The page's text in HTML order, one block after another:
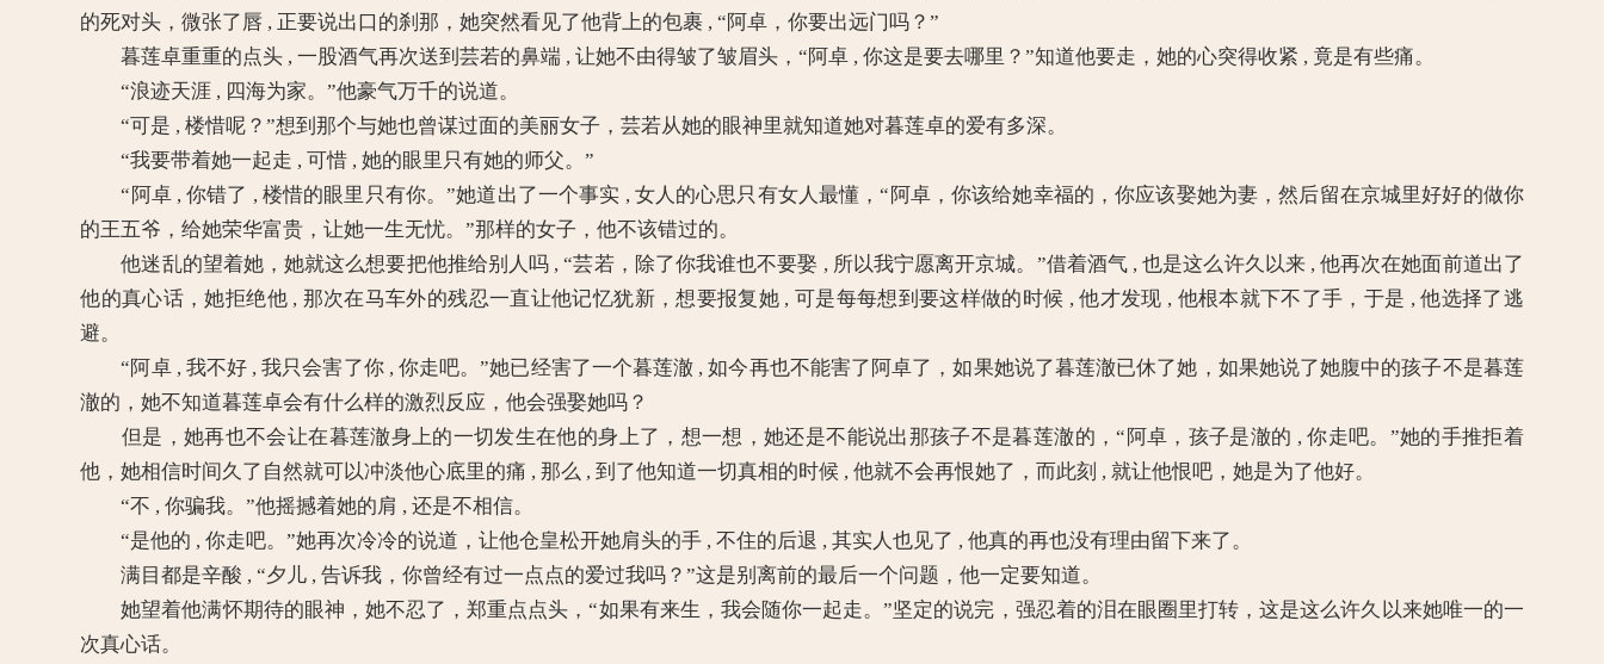
的死对头，微张了唇 , 正要说出口的刹那，她突然看见了他背上的包裹 , “阿卓，你要出远门吗？”
暮莲卓重重的点头 , 一股酒气再次送到芸若的鼻端 , 让她不由得皱了皱眉头，“阿卓 , 你这是要去哪里？”知道他要走，她的心突得收紧 , 竟是有些痛。
“浪迹天涯 , 四海为家。”他豪气万千的说道。
“可是 , 楼惜呢？”想到那个与她也曾谋过面的美丽女子，芸若从她的眼神里就知道她对暮莲卓的爱有多深。
“我要带着她一起走 , 可惜 , 她的眼里只有她的师父。”
“阿卓 , 你错了 , 楼惜的眼里只有你。”她道出了一个事实 , 女人的心思只有女人最懂，“阿卓，你该给她幸福的，你应该娶她为妻，然后留在京城里好好的做你
的王五爷，给她荣华富贵，让她一生无忧。”那样的女子，他不该错过的。
他迷乱的望着她，她就这么想要把他推给别人吗 , “芸若，除了你我谁也不要娶 , 所以我宁愿离开京城。”借着酒气 , 也是这么许久以来 , 他再次在她面前道出了
他的真心话，她拒绝他 , 那次在马车外的残忍一直让他记忆犹新，想要报复她 , 可是每每想到要这样做的时候 , 他才发现 , 他根本就下不了手，于是 , 他选择了逃
避。
“阿卓 , 我不好 , 我只会害了你 , 你走吧。”她已经害了一个暮莲澈 , 如今再也不能害了阿卓了，如果她说了暮莲澈已休了她，如果她说了她腹中的孩子不是暮莲
澈的，她不知道暮莲卓会有什么样的激烈反应，他会强娶她吗？
但是，她再也不会让在暮莲澈身上的一切发生在他的身上了，想一想，她还是不能说出那孩子不是暮莲澈的，“阿卓，孩子是澈的 , 你走吧。”她的手推拒着
他，她相信时间久了自然就可以冲淡他心底里的痛 , 那么 , 到了他知道一切真相的时候 , 他就不会再恨她了，而此刻 , 就让他恨吧，她是为了他好。
“不 , 你骗我。”他摇撼着她的肩 , 还是不相信。
“是他的 , 你走吧。”她再次冷冷的说道，让他仓皇松开她肩头的手 , 不住的后退 , 其实人也见了 , 他真的再也没有理由留下来了。
满目都是辛酸 , “夕儿 , 告诉我，你曾经有过一点点的爱过我吗？”这是别离前的最后一个问题，他一定要知道。
她望着他满怀期待的眼神，她不忍了，郑重点点头，“如果有来生，我会随你一起走。”坚定的说完，强忍着的泪在眼圈里打转，这是这么许久以来她唯一的一
次真心话。